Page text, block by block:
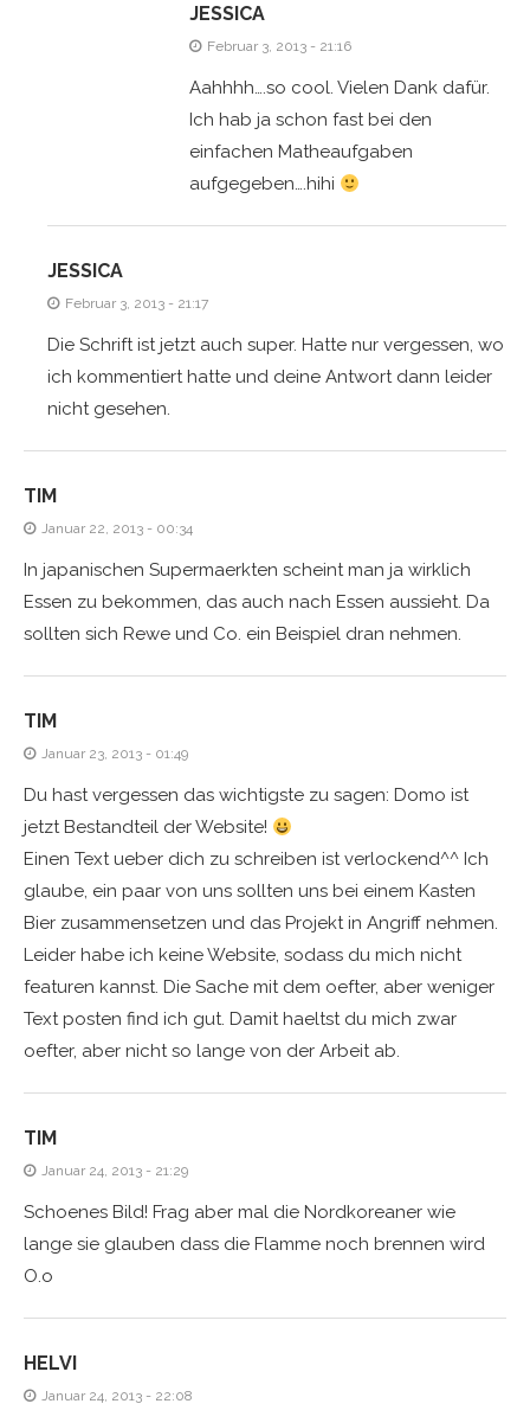
JESSICA
Februar 3, 2013 - 21:16
Aahhhh….so cool. Vielen Dank dafür.
Ich hab ja schon fast bei den
einfachen Matheaufgaben
aufgegeben….hihi
JESSICA
Februar 3, 2013 - 21:17
Die Schrift ist jetzt auch super. Hatte nur vergessen, wo
ich kommentiert hatte und deine Antwort dann leider
nicht gesehen.
TIM
Januar 22, 2013 - 00:34
In japanischen Supermaerkten scheint man ja wirklich
Essen zu bekommen, das auch nach Essen aussieht. Da
sollten sich Rewe und Co. ein Beispiel dran nehmen.
TIM
Januar 23, 2013 - 01:49
Du hast vergessen das wichtigste zu sagen: Domo ist
jetzt Bestandteil der Website!
Einen Text ueber dich zu schreiben ist verlockend^^ Ich
glaube, ein paar von uns sollten uns bei einem Kasten
Bier zusammensetzen und das Projekt in Angriff nehmen.
Leider habe ich keine Website, sodass du mich nicht
featuren kannst. Die Sache mit dem oefter, aber weniger
Text posten find ich gut. Damit haeltst du mich zwar
oefter, aber nicht so lange von der Arbeit ab.
TIM
Januar 24, 2013 - 21:29
Schoenes Bild! Frag aber mal die Nordkoreaner wie
lange sie glauben dass die Flamme noch brennen wird
O.o
HELVI
Januar 24, 2013 - 22:08